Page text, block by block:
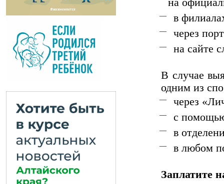
на
в
через
на сайте
В случае
одним из
через
с
в
в любом
Заплатите